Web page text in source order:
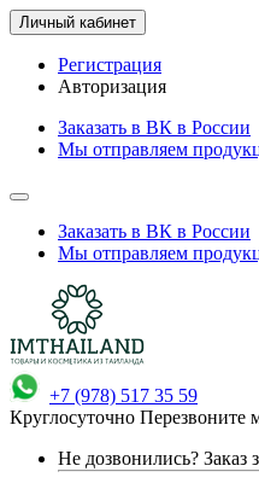
Личный кабинет
Регистрация
Авторизация
Заказать в ВК в России
Мы отправляем
Заказать в ВК в России
Мы отправляем
+7 (978) 517 35 59
Круглосуточно Перезвоните
Не дозвонились? Заказ